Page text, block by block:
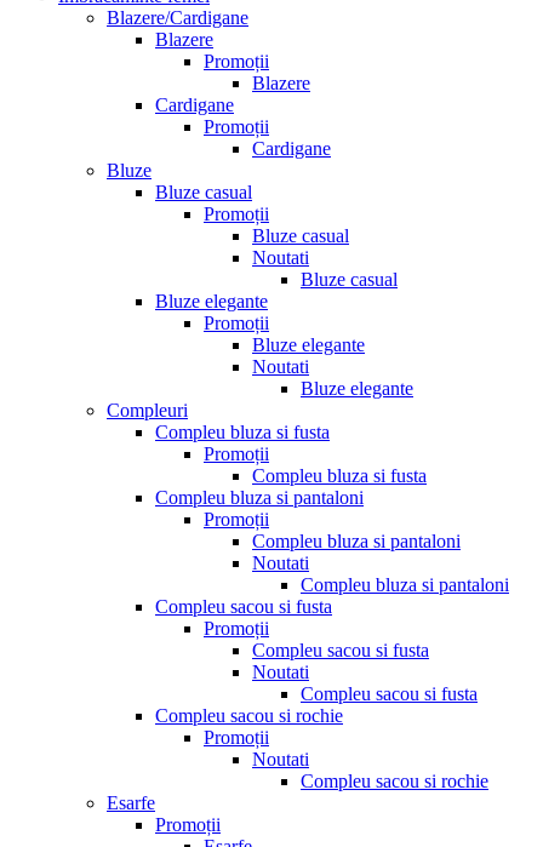
Blazere/Cardigane
Blazere
Promoții
Blazere
Cardigane
Promoții
Cardigane
Bluze
Bluze casual
Promoții
Bluze casual
Noutati
Bluze casual
Bluze elegante
Promoții
Bluze elegante
Noutati
Bluze elegante
Compleuri
Compleu bluza si fusta
Promoții
Compleu bluza si fusta
Compleu bluza si pantaloni
Promoții
Compleu bluza si pantaloni
Noutati
Compleu bluza si pantaloni
Compleu sacou si fusta
Promoții
Compleu sacou si fusta
Noutati
Compleu sacou si fusta
Compleu sacou si rochie
Promoții
Noutati
Compleu sacou si rochie
Esarfe
Promoții